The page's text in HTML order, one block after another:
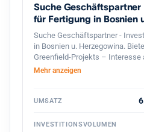
Suche
für Fertigung in Bosnien
Suche Geschäftspartner -
in Bosnien u. Herzegowina.
Greenfield-Projekts – Interesse
Lassen Sie uns über Zahlen,
Sie nicht, mich zu kontaktieren.
Mehr anzeigen
UMSATZ
INVESTITIONSVOLUMEN